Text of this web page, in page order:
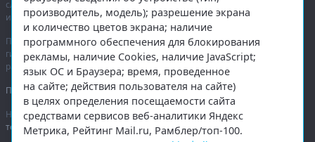
службой по надзору в сфере связи, информационных технологий
и массовых коммуникаций (Роскомнадзор).
При полном или частичном использовании любых материалов
гиперссылка на region29.ru обязательна. Копирование материалов без
разрешения администрации сайта запрещено.
Правовая информация.
На информационном ресурсе применяютсярекомендательные
технологии.
производитель, модель); разрешение экрана
и количество цветов экрана; наличие
программного обеспечения для блокирования
рекламы, наличие Cookies, наличие JavaScript;
язык ОС и Браузера; время, проведенное
на сайте; действия пользователя на сайте)
в целях определения посещаемости сайта
средствами сервисов веб-аналитики Яндекс
Метрика, Рейтинг Mail.ru, Рамблер/топ-100.